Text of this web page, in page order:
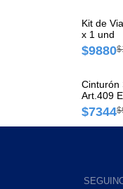
Kit de
x 1 und
$9880
Cinturón
Art.409
$7344